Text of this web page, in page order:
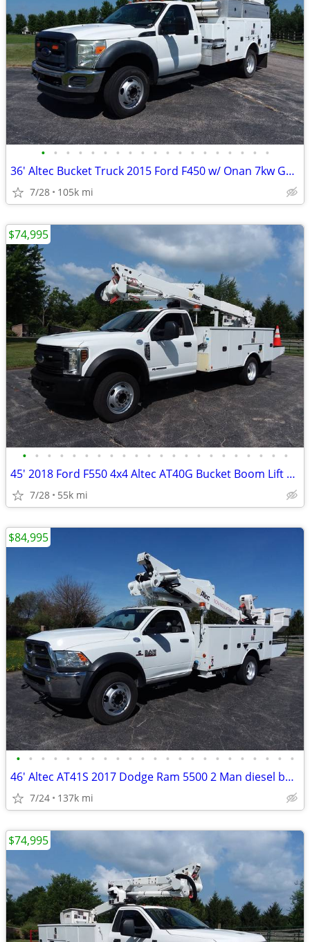
• • • • • • • • • • • • • • • • • • •
36' Altec Bucket Truck 2015 Ford F450 w/ Onan 7kw Generator
7/28 105k mi
• • • • • • • • • • • • • • • • • • • • • •
45' 2018 Ford F550 4x4 Altec AT40G Bucket Boom Lift Crane Truck 55k mi
7/28 55k mi
$74,995
• • • • • • • • • • • • • • • • • • • • • • •
46' Altec AT41S 2017 Dodge Ram 5500 2 Man diesel bucket truck w/ jib
7/24 137k mi
$84,995
$74,995